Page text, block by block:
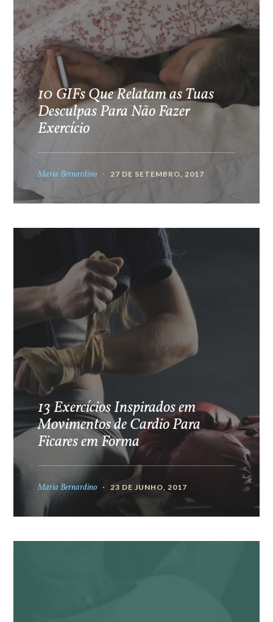
10 GIFs Que Relatam as Tuas
Desculpas Para Não Fazer
Exercício
Maria Bernardino 27 DE SETEMBRO, 2017
13 Exercícios Inspirados em
Movimentos de Cardio Para
Ficares em Forma
Maria Bernardino 23 DE JUNHO, 2017